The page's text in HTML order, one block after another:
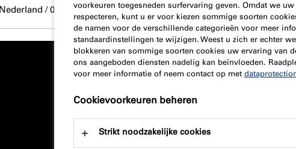
/ 05 juni 2026voorkeuren toegesneden surfervaring geven. Omdat we
respecteren, kunt u er voor kiezen sommige soorten
de namen voor de verschillende categorieën voor meer
standaardinstellingen te wijzigen. Weest u zich er echter
blokkeren van sommige soorten cookies uw ervaring van
ons aangeboden diensten nadelig kan beïnvloeden.
voor meer informatie of neem contact op met
Cookievoorkeuren beheren
Strikt noodzakelijke cookies